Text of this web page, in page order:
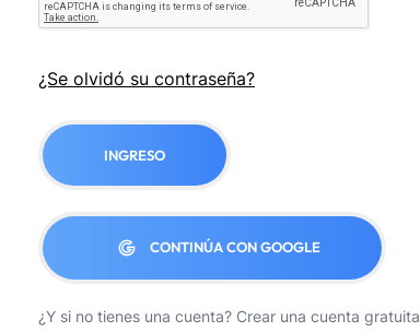
¿Se olvidó su contraseña?
INGRESO
CONTINÚA CON GOOGLE
¿Y si no tienes una cuenta? Crear una cuenta gratuita